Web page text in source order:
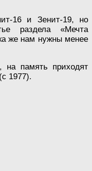
16 и Зенит-19, но
раздела «Мечта
же нам нужны менее
на память приходят
1977).